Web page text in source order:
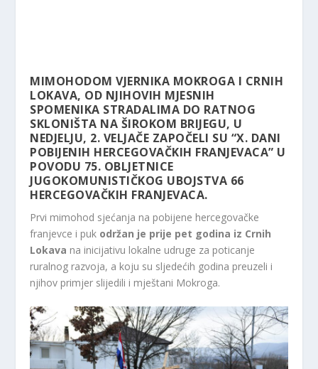
MIMOHODOM VJERNIKA MOKROGA I CRNIH
LOKAVA, OD NJIHOVIH MJESNIH
SPOMENIKA STRADALIMA DO RATNOG
SKLONIŠTA NA ŠIROKOM BRIJEGU, U
NEDJELJU, 2. VELJAČE ZAPOČELI SU “X. DANI
POBIJENIH HERCEGOVAČKIH FRANJEVACA” U
POVODU 75. OBLJETNICE
JUGOKOMUNISTIČKOG UBOJSTVA 66
HERCEGOVAČKIH FRANJEVACA.
Prvi mimohod sjećanja na pobijene hercegovačke
franjevce i puk održan je prije pet godina iz Crnih
Lokava na inicijativu lokalne udruge za poticanje
ruralnog razvoja, a koju su sljedećih godina preuzeli i
njihov primjer slijedili i mještani Mokroga.